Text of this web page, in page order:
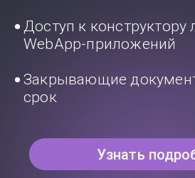
Доступ к конструктору
WebApp-приложений
Закрывающие
срок
Узнать